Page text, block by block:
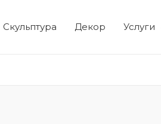
Скульптура Декор Услуги